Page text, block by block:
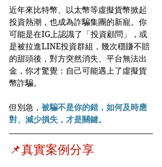
近年來比特幣、以太幣等虛擬貨幣掀起
投資熱潮，也成為詐騙集團的新寵。你
可能是在IG上認識了「投資顧問」，或
是被拉進LINE投資群組，幾次穩賺不賠
的甜頭後，對方突然消失、平台無法出
金，你才驚覺：自己可能遇上了虛擬貨
幣詐騙。
但別急， 被騙不是你的錯，如何及時應
對、減少損失，才是關鍵。
📌真實案例分享